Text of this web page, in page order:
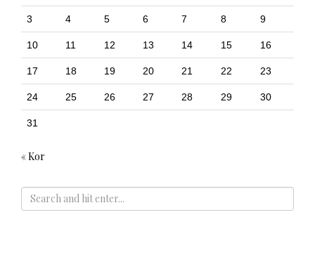
3 4 5 6 7 8 9
10 11 12 13 14 15 16
17 18 19 20 21 22 23
24 25 26 27 28 29 30
31
« Kor